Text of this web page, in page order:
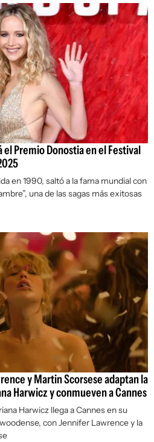
Premio Donostia en el Festival
en 1990, saltó a la fama mundial con
una de las sagas más exitosas
y Martin Scorsese adaptan la
Harwicz y conmueven a Cannes
Harwicz llega a Cannes en su
con Jennifer Lawrence y la